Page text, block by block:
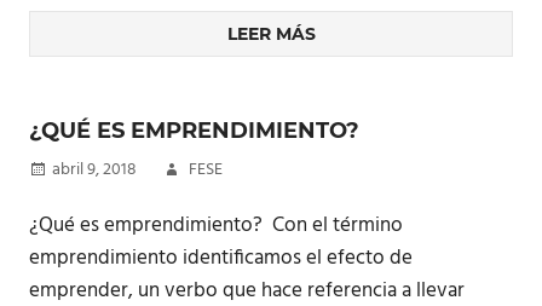
LEER MÁS
¿QUÉ ES EMPRENDIMIENTO?
abril 9, 2018 FESE
¿Qué es emprendimiento? Con el término
emprendimiento identificamos el efecto de
emprender, un verbo que hace referencia a llevar